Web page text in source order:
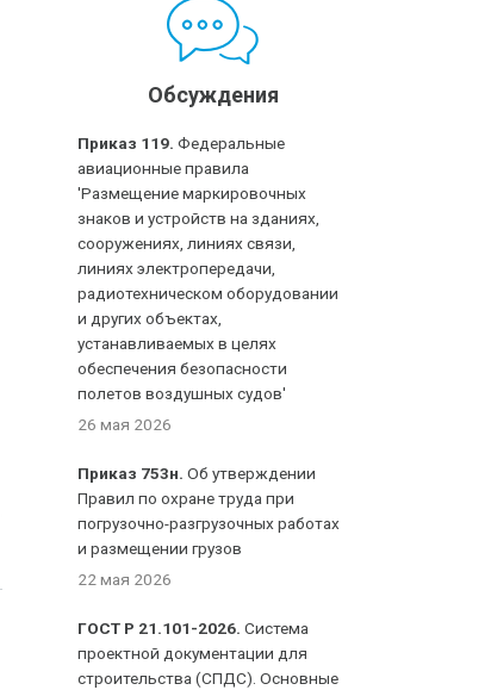
Обсуждения
Приказ 119. Федеральные
авиационные правила
'Размещение маркировочных
знаков и устройств на зданиях,
сооружениях, линиях связи,
линиях электропередачи,
радиотехническом оборудовании
и других объектах,
устанавливаемых в целях
обеспечения безопасности
полетов воздушных судов'
26 мая 2026
Приказ 753н. Об утверждении
Правил по охране труда при
погрузочно-разгрузочных работах
и размещении грузов
22 мая 2026
ГОСТ Р 21.101-2026. Система
проектной документации для
строительства (СПДС). Основные